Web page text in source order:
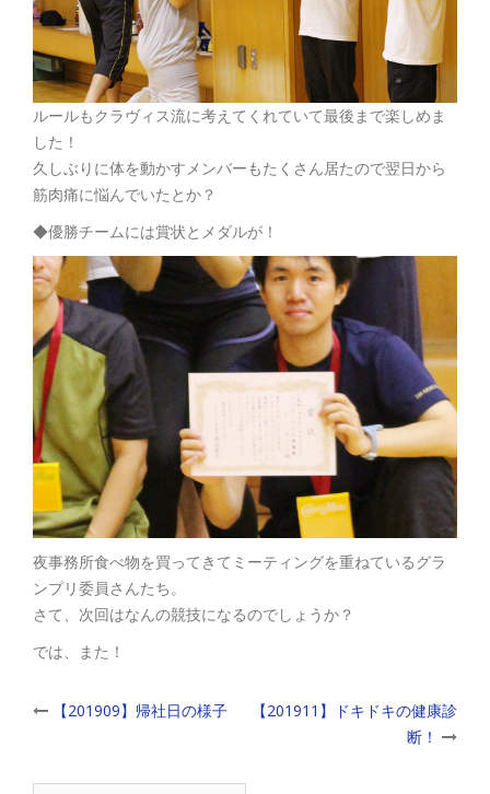
ルールもクラヴィス流に考えてくれていて最後まで楽しめま
した！
久しぶりに体を動かすメンバーもたくさん居たので翌日から
筋肉痛に悩んでいたとか？
◆優勝チームには賞状とメダルが！
夜事務所食べ物を買ってきてミーティングを重ねているグラ
ンプリ委員さんたち。
さて、次回はなんの競技になるのでしょうか？
では、また！
Post
【201909】帰社日の様子
【201911】ドキドキの健康診
断！